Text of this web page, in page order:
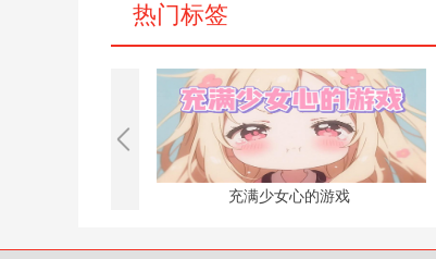
热门标签
充满少女心的游戏